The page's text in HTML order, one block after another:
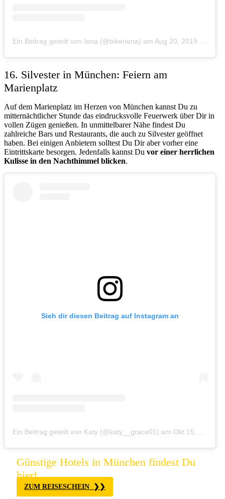
Ein Beitrag geteilt von Iena (@bikeriena) am Aug 20, 2019 um 5:53 PDT
16. Silvester in München: Feiern am
Marienplatz
Auf dem Marienplatz im Herzen von München kannst Du zu
mitternächtlicher Stunde das eindrucksvolle Feuerwerk über Dir in
vollen Zügen genießen. In unmittelbarer Nähe findest Du
zahlreiche Bars und Restaurants, die auch zu Silvester geöffnet
haben. Bei einigen Anbietern solltest Du Dir aber vorher eine
Eintrittskarte besorgen. Jedenfalls kannst Du vor einer herrlichen
Kulisse in den Nachthimmel blicken.
Sieh dir diesen Beitrag auf Instagram an
Ein Beitrag geteilt von Katy (@katy__grace01) am Okt 15, 2019 um 12:39 PDT
Günstige Hotels in München findest Du
hier!
ZUM REISESCHEIN